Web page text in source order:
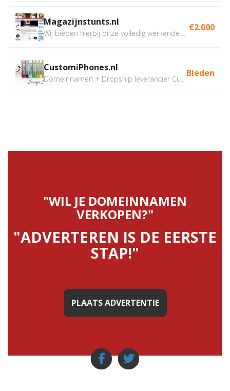
Magazijnstunts.nl €2.000
CustomiPhones.nl Bieden
"WIL JE DOMEINNAMEN
VERKOPEN?"
"ADVERTEREN IS DE EERSTE
STAP!"
PLAATS ADVERTENTIE